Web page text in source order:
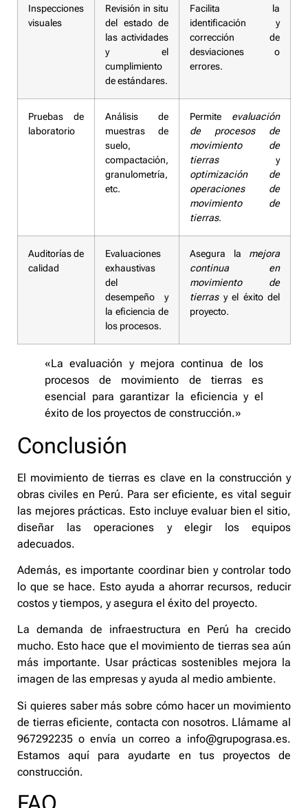
Inspecciones
visuales
Revisión in situ
del estado de
las actividades
y el
cumplimiento
de estándares.
Facilita la
identificación y
corrección de
desviaciones o
errores.
Pruebas de
laboratorio
Análisis de
muestras de
suelo,
compactación,
granulometría,
etc.
Permite evaluación
de procesos de
movimiento de
tierrasy
optimización de
operaciones de
movimiento de
tierras.
Auditorías de
calidad
Evaluaciones
exhaustivas
del
desempeño y
la eficiencia de
los procesos.
Asegura la mejora
continua en
movimiento de
tierrasy el éxito del
proyecto.
«La evaluación y mejora continua de los
procesos de movimiento de tierras es
esencial para garantizar la eficiencia y el
éxito de los proyectos de construcción.»
Conclusión
El movimiento de tierras es clave en la construcción y
obras civiles en Perú. Para ser eficiente, es vital seguir
las mejores prácticas. Esto incluye evaluar bien el sitio,
diseñar las operaciones y elegir los equipos
adecuados.
Además, es importante coordinar bien y controlar todo
lo que se hace. Esto ayuda a ahorrar recursos, reducir
costos y tiempos, y asegura el éxito del proyecto.
La demanda de infraestructura en Perú ha crecido
mucho. Esto hace que el movimiento de tierras sea aún
más importante. Usar prácticas sostenibles mejora la
imagen de las empresas y ayuda al medio ambiente.
Si quieres saber más sobre cómo hacer un movimiento
de tierras eficiente, contacta con nosotros. Llámame al
967292235 o envía un correo a info@grupograsa.es.
Estamos aquí para ayudarte en tus proyectos de
construcción.